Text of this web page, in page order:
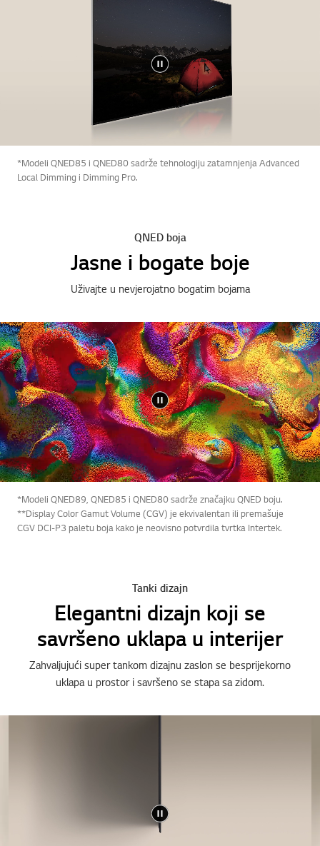
*Modeli QNED85 i QNED80 sadrže tehnologiju zatamnjenja Advanced
Local Dimming i Dimming Pro.
QNED boja
Jasne i bogate boje
Uživajte u nevjerojatno bogatim bojama
*Modeli QNED89, QNED85 i QNED80 sadrže značajku QNED boju.
**Display Color Gamut Volume (CGV) je ekvivalentan ili premašuje
CGV DCI-P3 paletu boja kako je neovisno potvrdila tvrtka Intertek.
Tanki dizajn
Elegantni dizajn koji se
savršeno uklapa u interijer
Zahvaljujući super tankom dizajnu zaslon se besprijekorno
uklapa u prostor i savršeno se stapa sa zidom.